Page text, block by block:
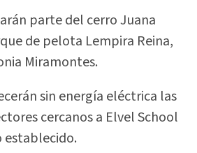
parte del cerro Juana
de pelota Lempira Reina,
Miramontes.
sin energía eléctrica las
cercanos a Elvel School